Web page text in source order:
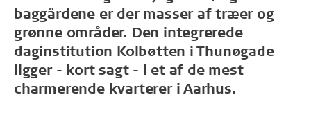
baggårdene er der masser af træer og
grønne områder. Den integrerede
daginstitution Kolbøtten i Thunøgade
ligger - kort sagt - i et af de mest
charmerende kvarterer i Aarhus.